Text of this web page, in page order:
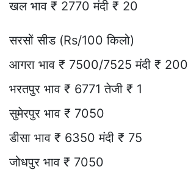
खल भाव ₹ 2770 मंदी ₹ 20
सरसों सीड (Rs/100 किलो)
आगरा भाव ₹ 7500/7525 मंदी ₹ 200
भरतपुर भाव ₹ 6771 तेजी ₹ 1
सुमेरपुर भाव ₹ 7050
डीसा भाव ₹ 6350 मंदी ₹ 75
जोधपुर भाव ₹ 7050